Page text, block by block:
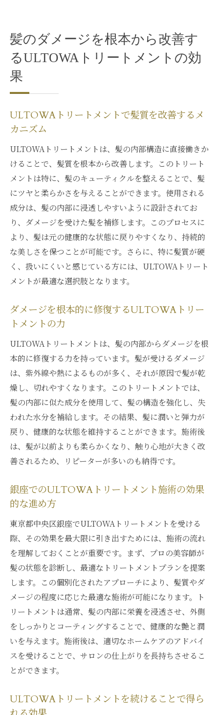
髪のダメージを根本から改善す
るULTOWAトリートメントの効
果
ULTOWAトリートメントで髪質を改善するメ
カニズム
ULTOWAトリートメントは、髪の内部構造に直接働きか
けることで、髪質を根本から改善します。このトリート
メントは特に、髪のキューティクルを整えることで、髪
にツヤと柔らかさを与えることができます。使用される
成分は、髪の内部に浸透しやすいように設計されてお
り、ダメージを受けた髪を補修します。このプロセスに
より、髪は元の健康的な状態に戻りやすくなり、持続的
な美しさを保つことが可能です。さらに、特に髪質が硬
く、扱いにくいと感じている方には、ULTOWAトリート
メントが最適な選択肢となります。
ダメージを根本的に修復するULTOWAトリー
トメントの力
ULTOWAトリートメントは、髪の内部からダメージを根
本的に修復する力を持っています。髪が受けるダメージ
は、紫外線や熱によるものが多く、それが原因で髪が乾
燥し、切れやすくなります。このトリートメントでは、
髪の内部に似た成分を使用して、髪の構造を強化し、失
われた水分を補給します。その結果、髪に潤いと弾力が
戻り、健康的な状態を維持することができます。施術後
は、髪が以前よりも柔らかくなり、触り心地が大きく改
善されるため、リピーターが多いのも納得です。
銀座でのULTOWAトリートメント施術の効果
的な進め方
東京都中央区銀座でULTOWAトリートメントを受ける
際、その効果を最大限に引き出すためには、施術の流れ
を理解しておくことが重要です。まず、プロの美容師が
髪の状態を診断し、最適なトリートメントプランを提案
します。この個別化されたアプローチにより、髪質やダ
メージの程度に応じた最適な施術が可能になります。ト
リートメントは通常、髪の内部に栄養を浸透させ、外側
をしっかりとコーティングすることで、健康的な艶と潤
いを与えます。施術後は、適切なホームケアのアドバイ
スを受けることで、サロンの仕上がりを長持ちさせるこ
とができます。
ULTOWAトリートメントを続けることで得ら